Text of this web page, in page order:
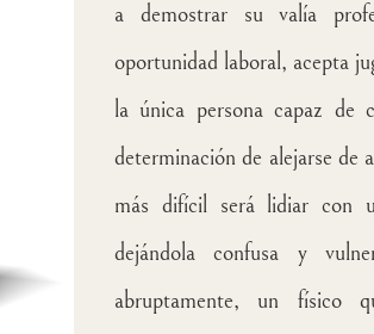
a demostrar su valía
oportunidad laboral, acepta
la única persona capaz de
determinación de alejarse de
más difícil será lidiar con
dejándola confusa y
abruptamente, un físico